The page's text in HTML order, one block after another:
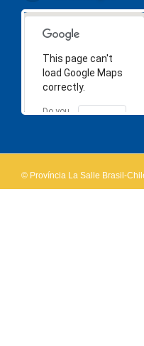
This page can't
load Google Maps
correctly.
Do you
OK
© Província La Salle Brasil-